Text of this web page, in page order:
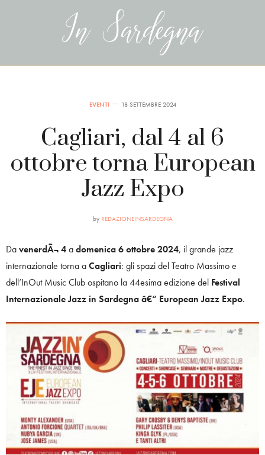
EVENTI 18 SETTEMBRE 2024
Cagliari, dal 4 al 6
ottobre torna European
Jazz Expo
by REDAZIONEINSARDEGNA
DavenerdÃ¬ 4adomenica 6 ottobre 2024, il grande jazz
internazionale torna aCagliari: gli spazi del Teatro Massimo e
dell’InOut Music Club ospitano la 44esima edizione del Festival
Internazionale Jazz in Sardegna â€“ European Jazz Expo.